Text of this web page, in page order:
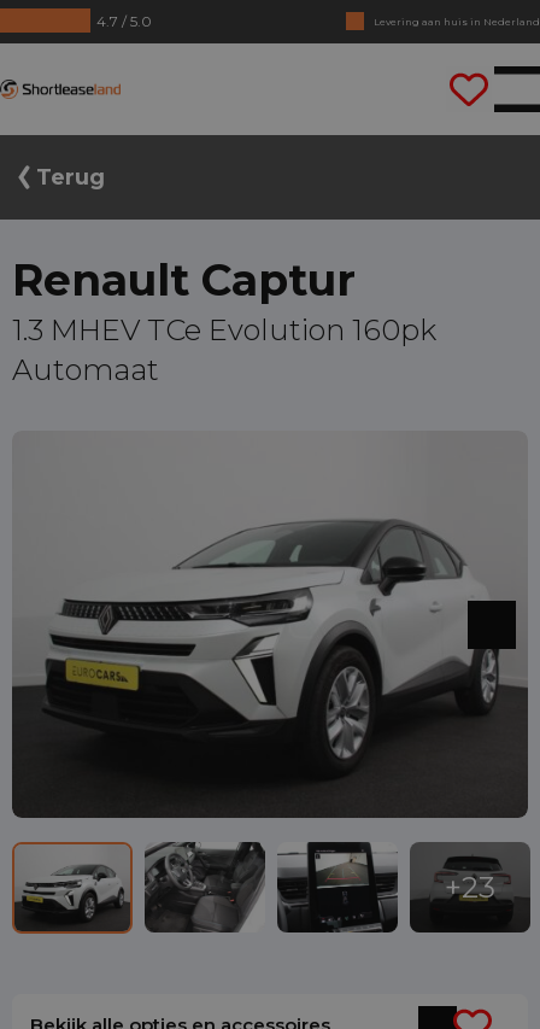
4.7 / 5.0
Levering aan huis in Nederland
Geen jaarcijfers nodig
Direct rijden
Terug
Renault Captur
1.3 MHEV TCe Evolution 160pk
Automaat